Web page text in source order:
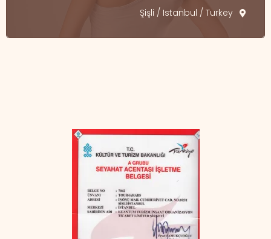
Şişli / Istanbul / Turkey